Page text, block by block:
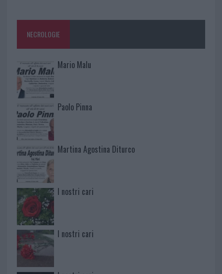
NECROLOGIE
Mario Malu
Paolo Pinna
Martina Agostina Diturco
I nostri cari
I nostri cari